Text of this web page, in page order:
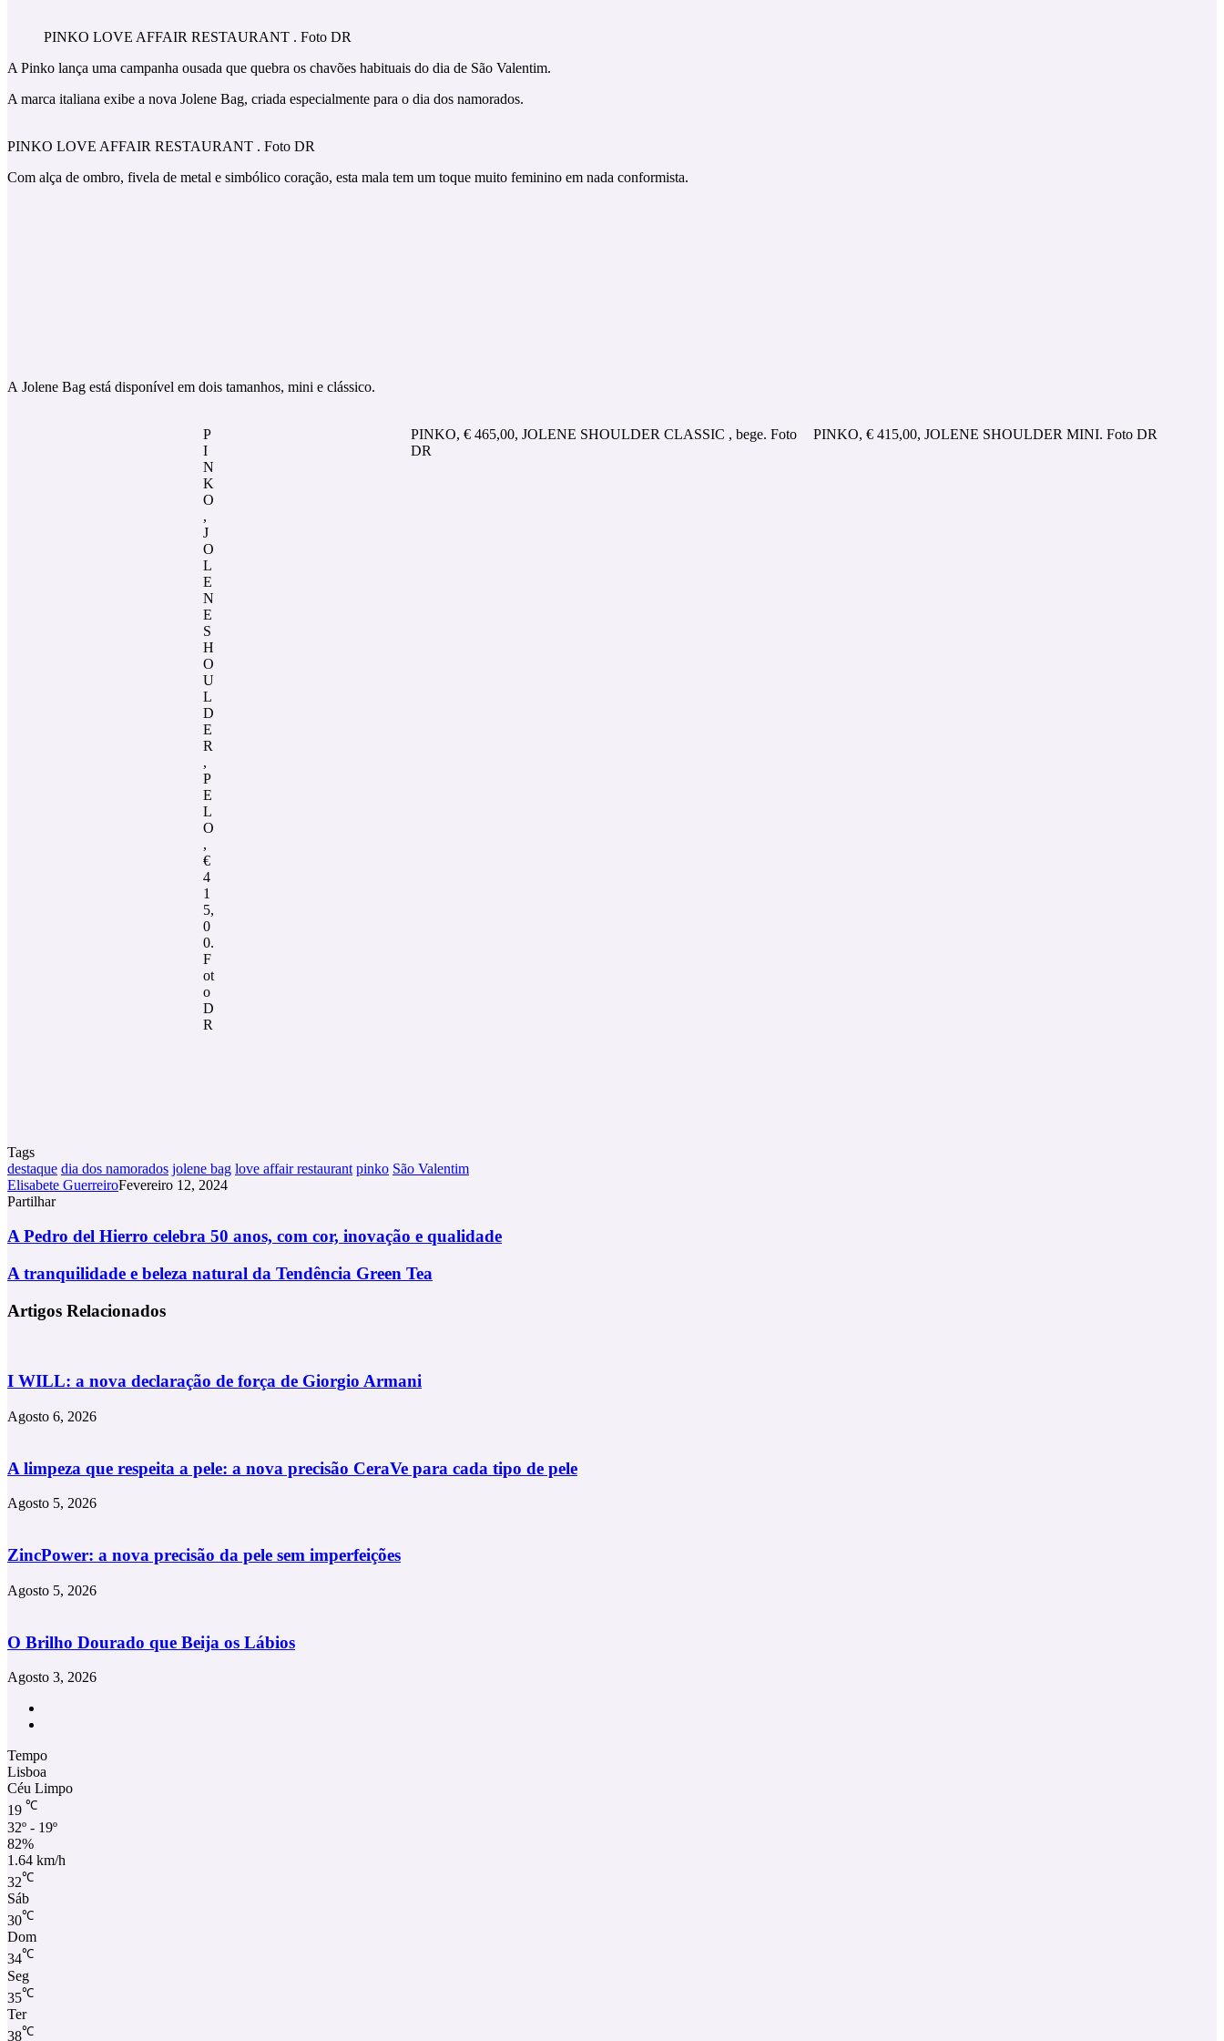
PINKO LOVE AFFAIR RESTAURANT . Foto DR
A Pinko lança uma campanha ousada que quebra os chavões habituais do dia de São Valentim.
A marca italiana exibe a nova Jolene Bag, criada especialmente para o dia dos namorados.
PINKO LOVE AFFAIR RESTAURANT . Foto DR
Com alça de ombro, fivela de metal e simbólico coração, esta mala tem um toque muito feminino em nada conformista.
A Jolene Bag está disponível em dois tamanhos, mini e clássico.
P
I
N
K
O
,
J
O
L
E
N
E
S
H
O
U
L
D
E
R
,
P
E
L
O
,
€
4
1
5,
0
0.
F
ot
o
D
R
PINKO, € 465,00, JOLENE SHOULDER CLASSIC , bege. Foto
DR
PINKO, € 415,00, JOLENE SHOULDER MINI. Foto DR
Tags
destaque dia dos namorados jolene bag love affair restaurant pinko São Valentim
Elisabete GuerreiroFevereiro 12, 2024
Partilhar
Via
A
del
Hierro
50
inovação
qualidade
A Pedro del Hierro celebra 50 anos, com cor, inovação e qualidade
A
tranquilidade
e
beleza
Green
A tranquilidade e beleza natural da Tendência Green Tea
Artigos Relacionados
I WILL: a nova declaração de força de Giorgio Armani
Agosto 6, 2026
A limpeza que respeita a pele: a nova precisão CeraVe para cada tipo de pele
Agosto 5, 2026
ZincPower: a nova precisão da pele sem imperfeições
Agosto 5, 2026
O Brilho Dourado que Beija os Lábios
Agosto 3, 2026
Tempo
Lisboa
Céu Limpo
19 ℃
32º - 19º
82%
1.64 km/h
32℃
Sáb
30℃
Dom
34℃
Seg
35℃
Ter
38℃